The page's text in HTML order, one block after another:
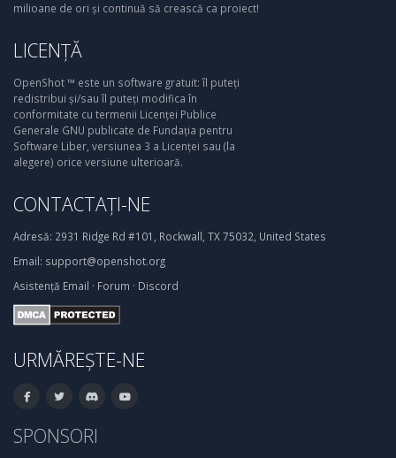
milioane de ori și continuă să crească ca proiect!
LICENȚĂ
OpenShot ™ este un software gratuit: îl puteți
redistribui și/sau îl puteți modifica în
conformitate cu termenii Licenței Publice
Generale GNU publicate de Fundația pentru
Software Liber, versiunea 3 a Licenței sau (la
alegere) orice versiune ulterioară.
CONTACTAȚI-NE
Adresă: 2931 Ridge Rd #101, Rockwall, TX 75032, United States
Email: support@openshot.org
Asistență Email · Forum · Discord
URMĂREȘTE-NE
SPONSORI